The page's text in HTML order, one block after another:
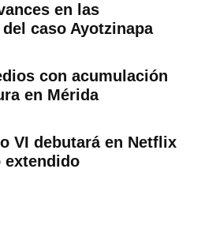
en las
caso Ayotzinapa
con acumulación
en Mérida
VI debutará en Netflix
extendido